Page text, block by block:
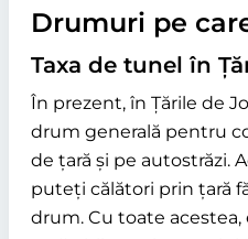
Drumuri pe
Taxa de tunel în
În prezent, în Țările de
drum generală pentru
de țară și pe autostrăzi.
puteți călători prin țară
drum. Cu toate